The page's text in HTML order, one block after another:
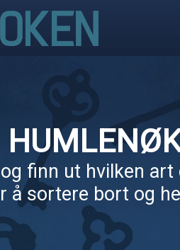
finn ut hvilken
å sortere bort og